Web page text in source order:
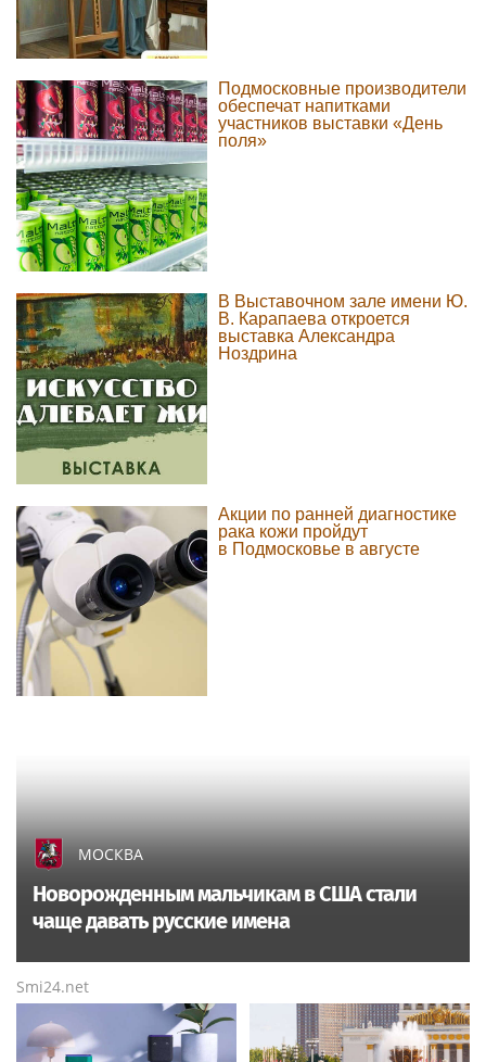
Подмосковные производители
обеспечат напитками
участников выставки «День
поля»
В Выставочном зале имени Ю.
В. Карапаева откроется
выставка Александра
Ноздрина
Акции по ранней диагностике
рака кожи пройдут
в Подмосковье в августе
МОСКВА
Новорожденным мальчикам в США стали
чаще давать русские имена
Smi24.net